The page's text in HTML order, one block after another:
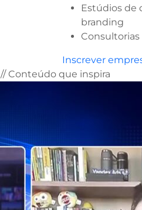
Estúdios de
branding
Consultorias
Inscrever
// Conteúdo que inspira